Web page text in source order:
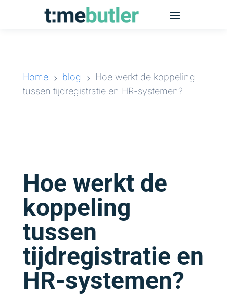
Home 5 blog 5
Hoe werkt de koppeling
tussen tijdregistratie en HR-systemen?
Hoe werkt de
koppeling
tussen
tijdregistratie en
HR-systemen?